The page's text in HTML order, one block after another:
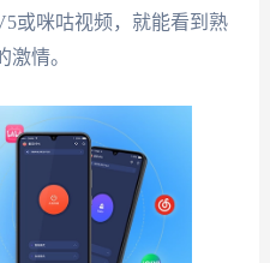
或咪咕视频，就能看到熟
情。